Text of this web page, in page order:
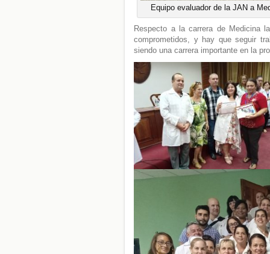
Equipo evaluador de la JAN a
Respecto a la carrera de Medicina
comprometidos, y hay que seguir
siendo una carrera importante en la